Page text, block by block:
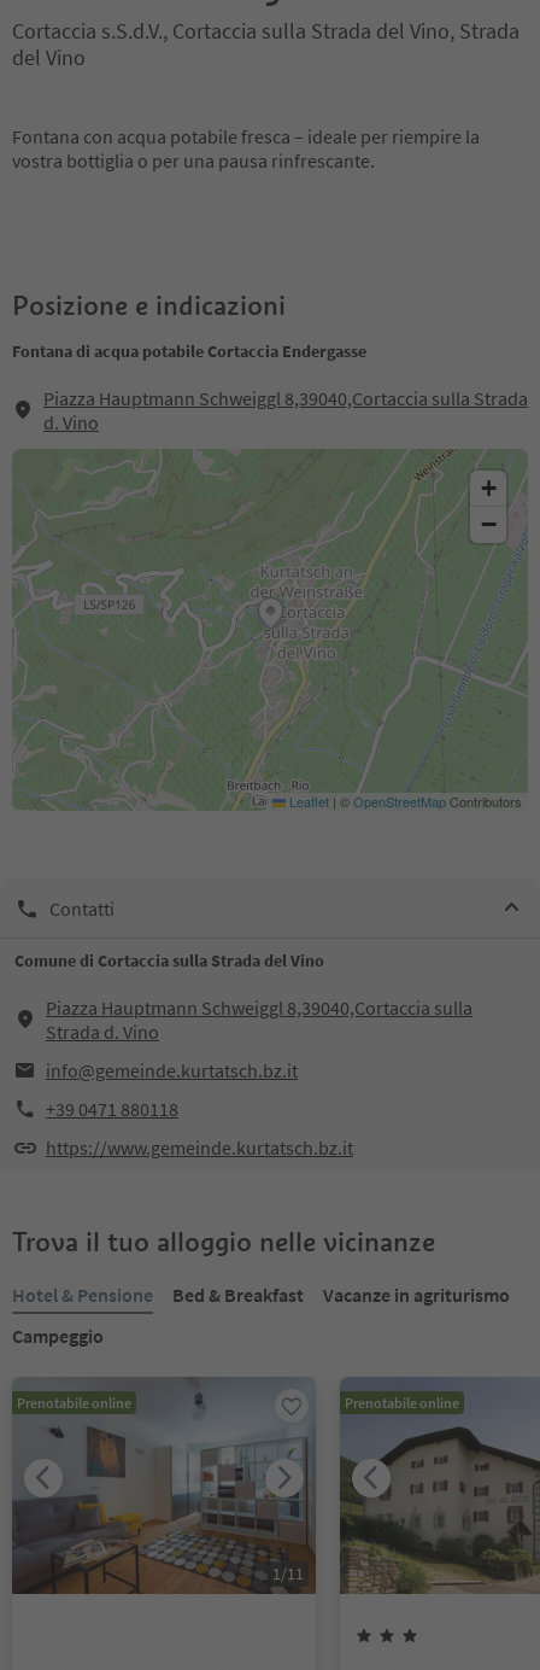
Cortaccia s.S.d.V., Cortaccia sulla Strada del Vino, Strada
del Vino
Fontana con acqua potabile fresca – ideale per riempire la
vostra bottiglia o per una pausa rinfrescante.
Posizione e indicazioni
Fontana di acqua potabile Cortaccia Endergasse
Piazza Hauptmann Schweiggl 8,39040,Cortaccia sulla Strada
d. Vino
+
−
Leaflet | ©OpenStreetMapContributors
Contatti
Comune di Cortaccia sulla Strada del Vino
Piazza Hauptmann Schweiggl 8,39040,Cortaccia sulla
Strada d. Vino
info@gemeinde.kurtatsch.bz.it
+39 0471 880118
https://www.gemeinde.kurtatsch.bz.it
Trova il tuo alloggio nelle vicinanze
Hotel & Pensione Bed & Breakfast
Vacanze in agriturismo
Campeggio
Prenotabile online
1/11
Prenotabile online